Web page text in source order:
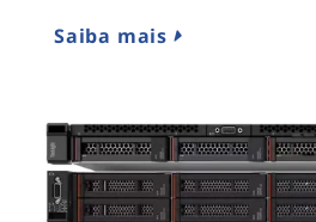
Saiba mais